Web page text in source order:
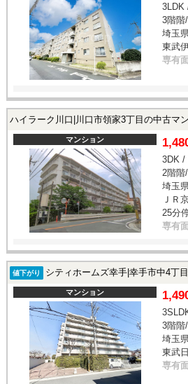
3LDK
3階階
埼玉
東武
専有
ハイラーク川口|川口市領家3丁目の中古マ
マンション
3DK /
2階階
埼玉
ＪＲ
25分
専有
値下がり シティホームズ幸手|幸手市中4丁
マンション
3階階
埼玉
東武
専有